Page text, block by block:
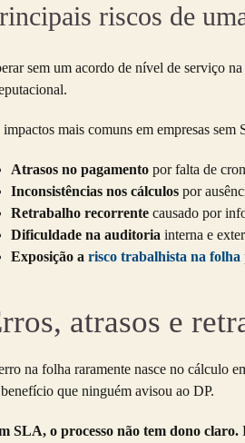
riscos de
sem um acordo de nível de serviço
impactos mais comuns em empresas sem
Atrasos no pagamento por falta de
Inconsistências nos cálculos por
Retrabalho recorrente causado por
Dificuldade na auditoria interna e
Exposição a risco trabalhista na folha
atrasos e
na folha raramente nasce no cálculo
que ninguém avisou ao DP.
SLA, o processo não tem dono claro.